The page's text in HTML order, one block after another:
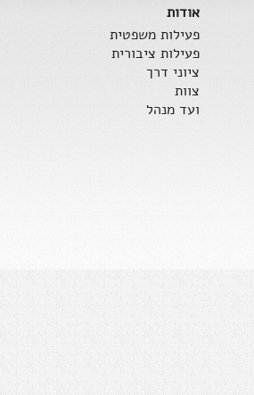
אודות
פעילות משפטית
פעילות ציבורית
ציוני דרך
צוות
ועד מנהל